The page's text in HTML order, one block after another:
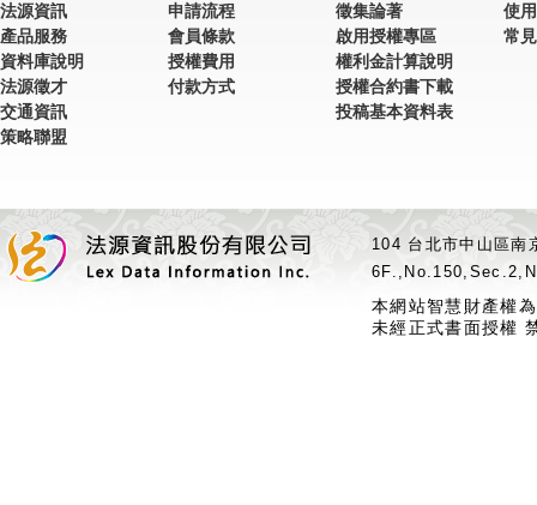
法源資訊
產品服務
資料庫說明
法源徵才
交通資訊
策略聯盟
申請流程
會員條款
授權費用
付款方式
徵集論著
啟用授權專區
權利金計算說明
授權合約書下載
投稿基本資料表
使
常
104 台北市中山區
本網站智慧財產權
未經正式書面授權